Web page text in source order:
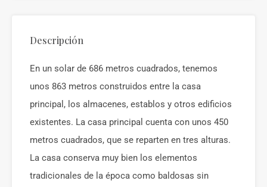
Descripción
En un solar de 686 metros cuadrados, tenemos
unos 863 metros construidos entre la casa
principal, los almacenes, establos y otros edificios
existentes. La casa principal cuenta con unos 450
metros cuadrados, que se reparten en tres alturas.
La casa conserva muy bien los elementos
tradicionales de la época como baldosas sin